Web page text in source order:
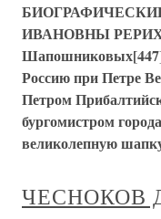
ИВАНОВНЫ
Шапошниковых[447]
Россию при Петре
Петром
бургомистром
великолепную
ЧЕСНОКОВ